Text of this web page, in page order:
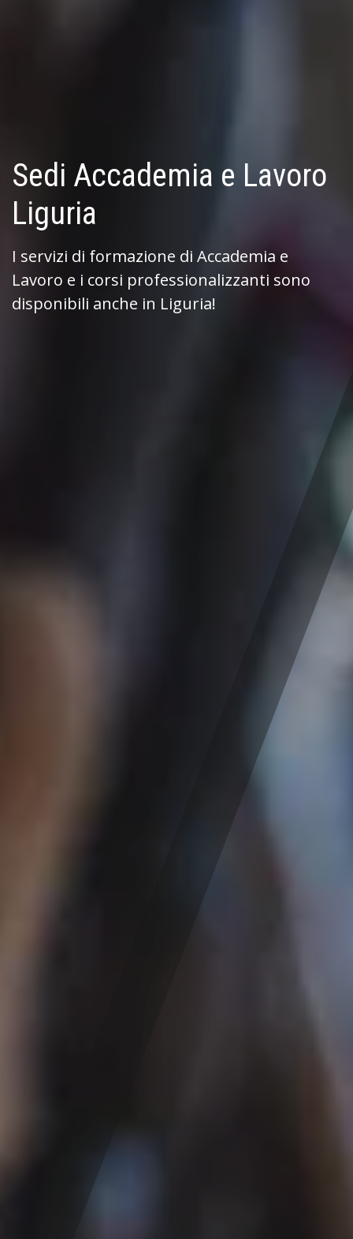
Sedi Accademia e Lavoro
Liguria
I servizi di formazione di Accademia e
Lavoro e i corsi professionalizzanti sono
disponibili anche in Liguria!